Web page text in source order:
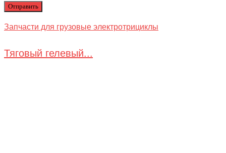
Запчасти для грузовые электротрициклы
Тяговый гелевый...